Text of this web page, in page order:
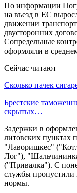
По информации
на въезд в ЕС
движении
двусторонних
Сопредельные
оформляли в
Сейчас читают
Сколько пачек
Брестские
скрытых…
Задержки в
литовских пунктах
"Лаворишкес"
Лог"),
("Привалка"). С
службы пропустили
нормы.